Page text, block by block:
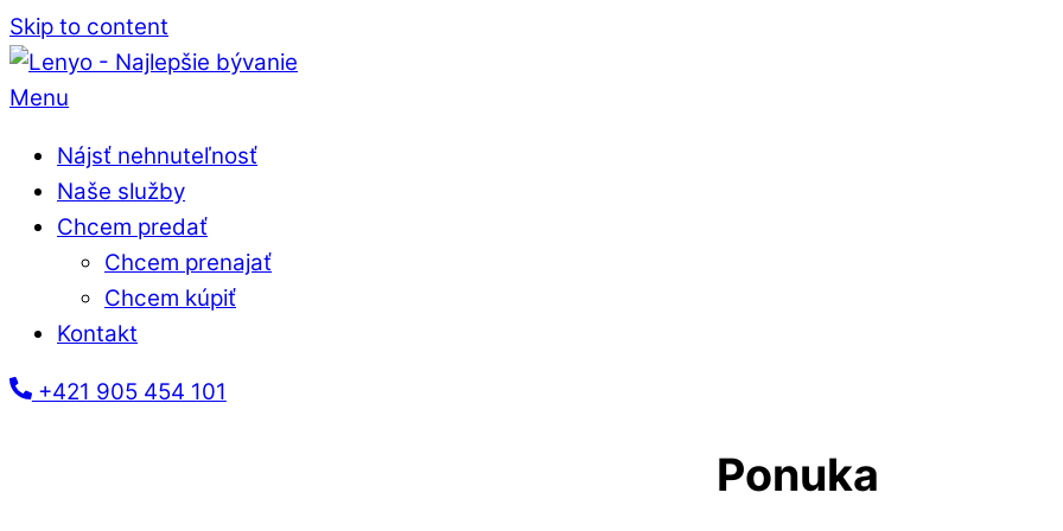
Skip to content
Menu
Nájsť nehnuteľnosť
Naše služby
Chcem predať
Chcem prenajať
Chcem kúpiť
Kontakt
+421 905 454 101
Ponuka